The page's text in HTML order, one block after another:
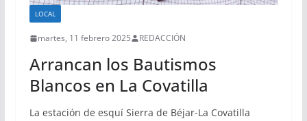
LOCAL
martes, 11 febrero 2025 REDACCIÓN
Arrancan los Bautismos
Blancos en La Covatilla
La estación de esquí Sierra de Béjar-La Covatilla